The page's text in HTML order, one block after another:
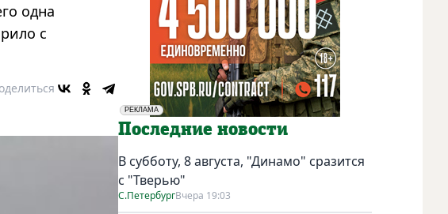
одна
с
РЕКЛАМА
Социальная реклама
Последние новости
В субботу, 8 августа, "Динамо" сразится
с "Тверью"
С.ПетербургВчера 19:03